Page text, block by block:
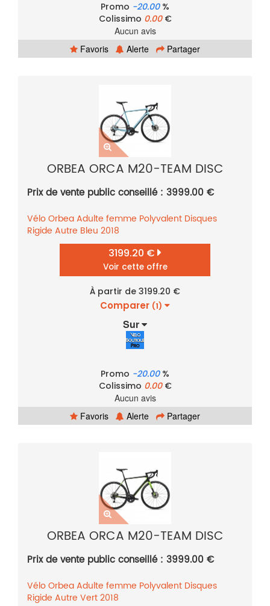
Promo -20.00%
Colissimo 0.00€
Aucun avis
Favoris
Alerte Partager
ORBEA ORCA M20-TEAM DISC
Prix de vente public conseillé : 3999.00 €
VéloOrbeaAdulte femme Polyvalent Disques
Rigide Autre Bleu 2018
3199.20 €
Voir cette offre
À partir de 3199.20 €
Comparer (1)
Sur
Promo -20.00%
Colissimo 0.00€
Aucun avis
Favoris
Alerte Partager
ORBEA ORCA M20-TEAM DISC
Prix de vente public conseillé : 3999.00 €
VéloOrbeaAdulte femme Polyvalent Disques
Rigide Autre Vert2018